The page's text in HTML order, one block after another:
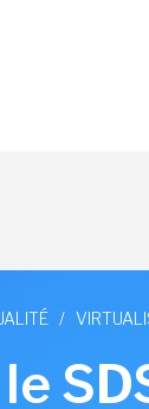
/